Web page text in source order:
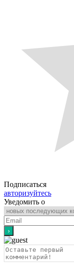
Подписаться
авторизуйтесь
Уведомить о